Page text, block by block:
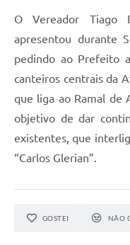
O Vereador Tiago
apresentou durante
pedindo ao Prefeito
canteiros centrais da
que liga ao Ramal de
objetivo de dar
existentes, que
“Carlos Glerian”.
GOSTEI NÃO